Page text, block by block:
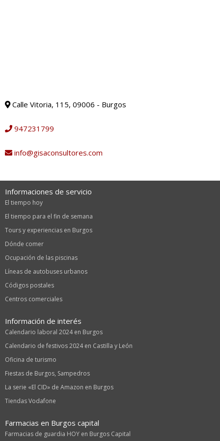
Calle Vitoria, 115, 09006 - Burgos
947231799
info@gisaconsultores.com
Informaciones de servicio
El tiempo hoy
El tiempo para el fin de semana
Tours y experiencias en Burgos
Dónde comer
Ocupación de las piscinas
Líneas de autobuses urbanos
Códigos postales
Centros comerciales
Información de interés
Calendario laboral 2024 en Burgos
Calendario de festivos 2024 en Castilla y León
Oficina de turismo
Fiestas de Burgos, Sampedros
La serie «El CID» de Amazon en Burgos
Tiendas Vodafone
Farmacias en Burgos capital
Farmacias de guardia HOY en Burgos Capital